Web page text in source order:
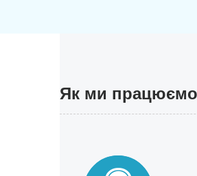
Як ми